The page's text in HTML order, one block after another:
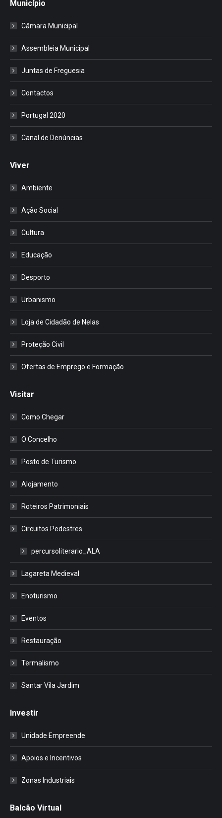
Município
Câmara Municipal
Assembleia Municipal
Juntas de Freguesia
Contactos
Portugal 2020
Canal de Denúncias
Viver
Ambiente
Ação Social
Cultura
Educação
Desporto
Urbanismo
Loja de Cidadão de Nelas
Proteção Civil
Ofertas de Emprego e Formação
Visitar
Como Chegar
O Concelho
Posto de Turismo
Alojamento
Roteiros Patrimoniais
Circuitos Pedestres
percursoliterario_ALA
Lagareta Medieval
Enoturismo
Eventos
Restauração
Termalismo
Santar Vila Jardim
Investir
Unidade Empreende
Apoios e Incentivos
Zonas Industriais
Balcão Virtual